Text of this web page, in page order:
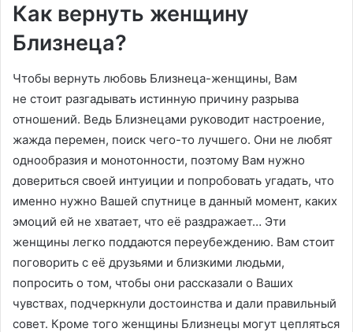
Как вернуть женщину
Близнеца?
Чтобы вернуть любовь Близнеца-женщины, Вам
не стоит разгадывать истинную причину разрыва
отношений. Ведь Близнецами руководит настроение,
жажда перемен, поиск чего-то лучшего. Они не любят
однообразия и монотонности, поэтому Вам нужно
довериться своей интуиции и попробовать угадать, что
именно нужно Вашей спутнице в данный момент, каких
эмоций ей не хватает, что её раздражает… Эти
женщины легко поддаются переубеждению. Вам стоит
поговорить с её друзьями и близкими людьми,
попросить о том, чтобы они рассказали о Ваших
чувствах, подчеркнули достоинства и дали правильный
совет. Кроме того женщины Близнецы могут цепляться